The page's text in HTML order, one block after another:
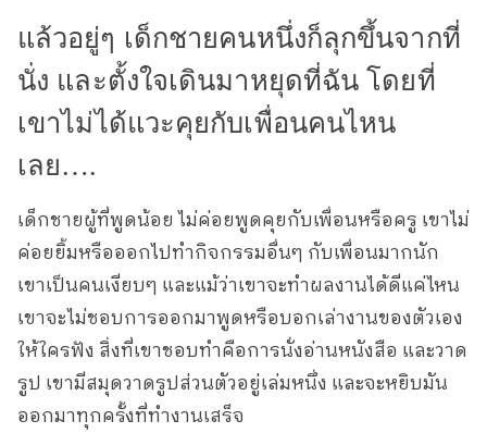
แล้วอยู่ๆ เด็กชายคนหนึ่งก็ลุกขึ้นจากที่
นั่ง และตั้งใจเดินมาหยุดที่ฉัน โดยที่
เขาไม่ได้แวะคุยกับเพื่อนคนไหน
เลย….
เด็กชายผู้ที่พูดน้อย ไม่ค่อยพูดคุยกับเพื่อนหรือครู เขาไม่
ค่อยยิ้มหรือออกไปทำกิจกรรมอื่นๆ กับเพื่อนมากนัก
เขาเป็นคนเงียบๆ และแม้ว่าเขาจะทำผลงานได้ดีแค่ไหน
เขาจะไม่ชอบการออกมาพูดหรือบอกเล่างานของตัวเอง
ให้ใครฟัง สิ่งที่เขาชอบทำคือการนั่งอ่านหนังสือ และวาด
รูป เขามีสมุดวาดรูปส่วนตัวอยู่เล่มหนึ่ง และจะหยิบมัน
ออกมาทุกครั้งที่ทำงานเสร็จ